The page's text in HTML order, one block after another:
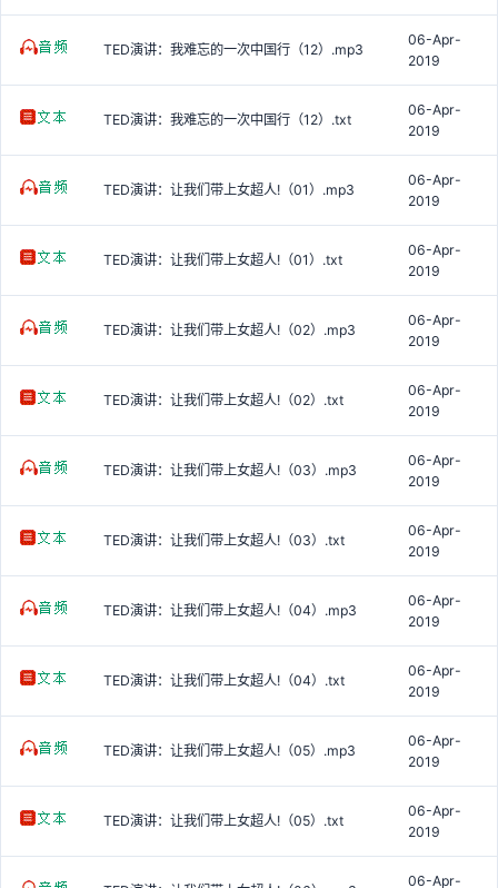
TED演讲：我难忘的一次中国行（12）.mp3
06-Apr-
2019
TED演讲：我难忘的一次中国行（12）.txt
06-Apr-
2019
TED演讲：让我们带上女超人!（01）.mp3
06-Apr-
2019
TED演讲：让我们带上女超人!（01）.txt
06-Apr-
2019
TED演讲：让我们带上女超人!（02）.mp3
06-Apr-
2019
TED演讲：让我们带上女超人!（02）.txt
06-Apr-
2019
TED演讲：让我们带上女超人!（03）.mp3
06-Apr-
2019
TED演讲：让我们带上女超人!（03）.txt
06-Apr-
2019
TED演讲：让我们带上女超人!（04）.mp3
06-Apr-
2019
TED演讲：让我们带上女超人!（04）.txt
06-Apr-
2019
TED演讲：让我们带上女超人!（05）.mp3
06-Apr-
2019
TED演讲：让我们带上女超人!（05）.txt
06-Apr-
2019
06-Apr-